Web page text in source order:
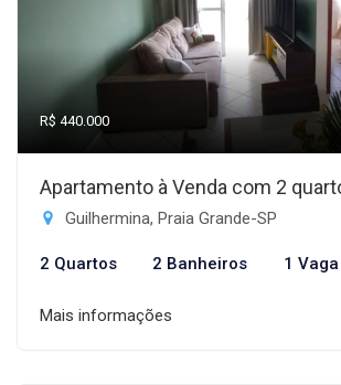
R$ 440.000
Apartamento à Venda com 2
Guilhermina, Praia Grande-SP
2 Quartos 2 Banheiros 1 Vaga
Mais informações